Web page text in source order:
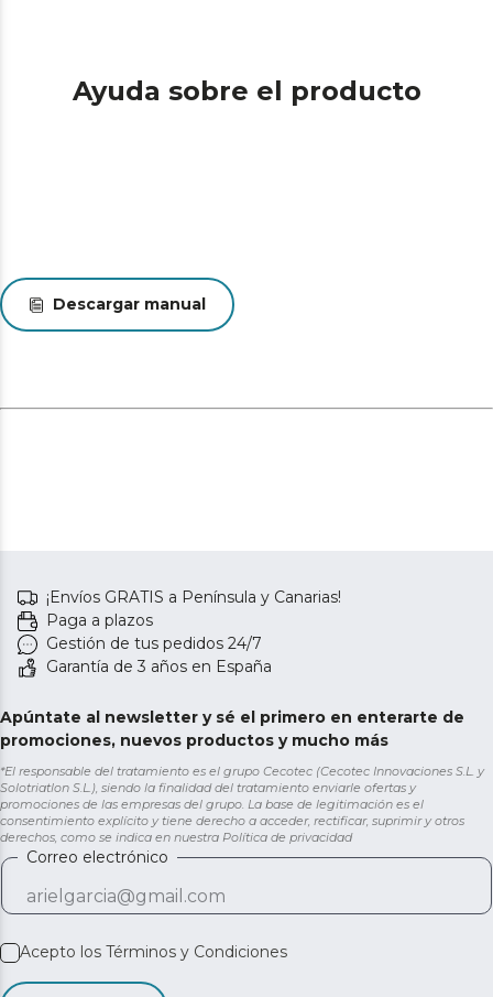
Ayuda sobre el producto
Descargar manual
¡Envíos GRATIS a Península y Canarias!
Paga a plazos
Gestión de tus pedidos 24/7
Garantía de 3 años en España
Apúntate al newsletter y sé el primero en enterarte de
promociones, nuevos productos y mucho más
*El responsable del tratamiento es el grupo Cecotec (Cecotec Innovaciones S.L. y
Solotriatlon S.L.), siendo la finalidad del tratamiento enviarle ofertas y
promociones de las empresas del grupo. La base de legitimación es el
consentimiento explícito y tiene derecho a acceder, rectificar, suprimir y otros
derechos, como se indica en nuestra Política de privacidad
Correo electrónico
Acepto los Términos y Condiciones